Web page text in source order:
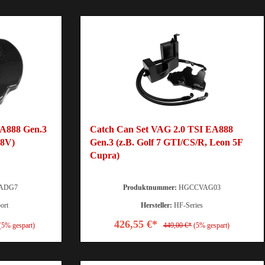
Gen.3
gespart)
Catch Can Set VAG 2.0 TSI EA888
Gen.3 (z.B. Golf 7 GTI/CS/R, Leon 5F
Cupra)
Produktnummer:HGCCVAG03
Hersteller:HF-Series
426,55 €* 449,00 €* (5% gespart)